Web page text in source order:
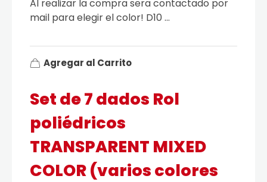
Set de 7 dados Rol
poliédricos
TRANSPARENT MIXED
COLOR (varios colores
Al realizar la compra sera contactado por
mail para elegir el color! D10 ...
Agregar al Carrito